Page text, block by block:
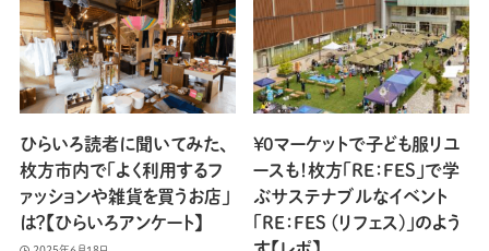
ひらいろ読者に聞いてみた、
枚方市内で「よく利用するフ
ァッションや雑貨を買うお店」
は？【ひらいろアンケート】
￥0マーケットで子ども服リユ
ースも！枚方「RE：FES」で学
ぶサステナブルなイベント
「RE：FES (リフェス)」のよう